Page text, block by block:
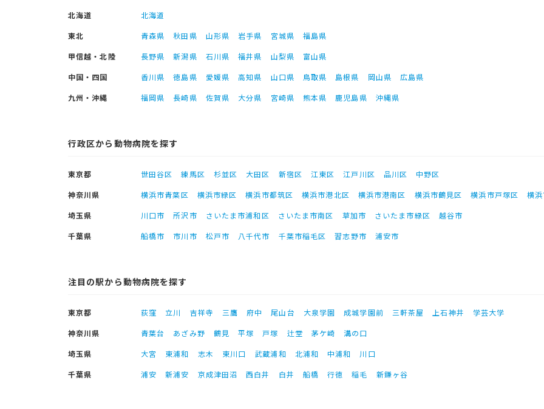
北海道
北海道
東北
青森県 秋田県 山形県 岩手県 宮城県
福島県
甲信越・北陸
長野県 新潟県 石川県 福井県 山梨県
富山県
中国・四国
香川県 徳島県 愛媛県 高知県 山口県 鳥取県 島根県 岡山県
広島県
九州・沖縄
福岡県 長崎県 佐賀県 大分県 宮崎県 熊本県 鹿児島県 沖縄県
行政区から動物病院を探す
東京都 世田谷区 練馬区 杉並区 大田区 新宿区 江東区 江戸川区 品川区
中野区
神奈川県
横浜市青葉区 横浜市緑区 横浜市都筑区 横浜市港北区 横浜市港南区 横浜市鶴見区 横浜市戸塚区
横
埼玉県
川口市 所沢市 さいたま市浦和区 さいたま市南区 草加市 さいたま市緑区
越谷市
千葉県
船橋市 市川市 松戸市 八千代市 千葉市稲毛区 習志野市 浦安市
注目の駅から動物病院を探す
東京都 荻窪 立川 吉祥寺 三鷹 府中 尾山台 大泉学園 成城学園前 三軒茶屋 上石神井
学芸大学
神奈川県
青葉台 あざみ野 鶴見 平塚 戸塚 辻堂 茅ケ崎
溝の口
埼玉県
大宮 東浦和 志木 東川口 武蔵浦和 北浦和 中浦和
川口
千葉県
浦安 新浦安 京成津田沼 西白井 白井 船橋 行徳 稲毛 新鎌ヶ谷